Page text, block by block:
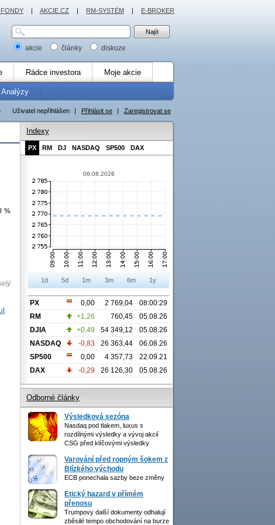
akcie články diskuze
Rádce investora Moje akcie
Analýzy
Uživatel nepřihlášen | Přihlásit se | Zaregistrovat se
%
Indexy
PX RM DJ NASDAQ SP500 DAX
06.08.2026
1d 5d 1m 3m 6m 1y
PX 0,00 2 769,04
08:00:29
RM
+1,26 760,45
05.08.26
DJIA
+0,49 54 349,12
05.08.26
NASDAQ
-0,83 26 363,44
06.08.26
SP500
0,00 4 357,73
22.09.21
DAX
-0,29 26 126,30 05.08.26
Odborné články
Výsledková sezóna
Nasdaq pod tlakem, luxus s
rozdílnými výsledky a vývoj akcií
CSG před klíčovými výsledky
Varování před ropným šokem z
Blízkého východu
ECB ponechala sazby beze změny
Etický hazard v přímém
přenosu
Trumpovy další dokumenty odhalují
zběsilé tempo obchodování na burze
| AKCIE.CZ | RM-SYSTÉM | E-BROKER